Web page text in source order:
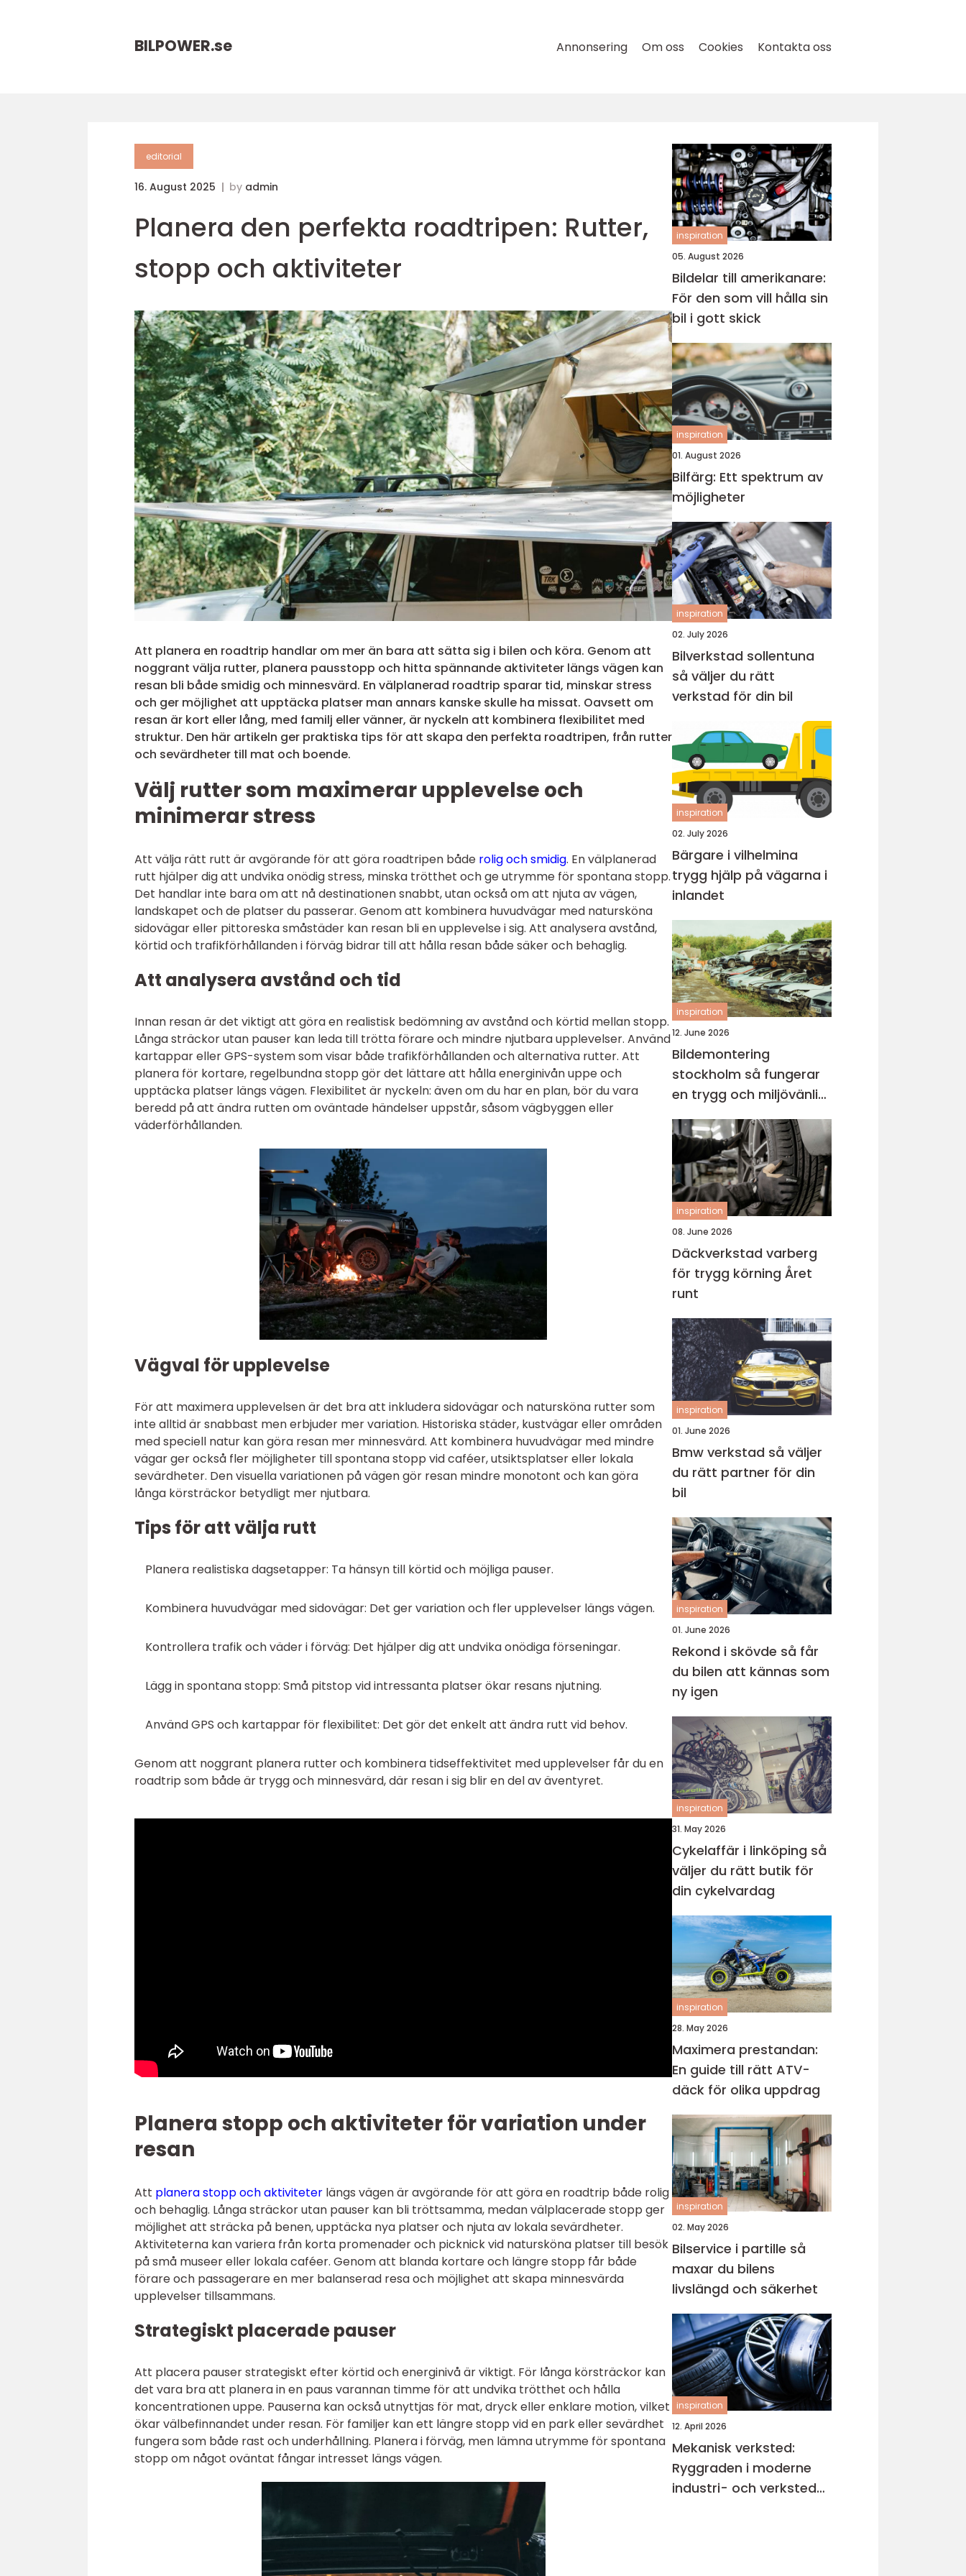
BILPOWER.se Annonsering Om oss Cookies Kontakta oss
editorial
16. August 2025 by admin
Planera den perfekta roadtripen: Rutter,
stopp och aktiviteter
Att planera en roadtrip handlar om mer än bara att sätta sig i bilen och köra. Genom att
noggrant välja rutter, planera pausstopp och hitta spännande aktiviteter längs vägen kan
resan bli både smidig och minnesvärd. En välplanerad roadtrip sparar tid, minskar stress
och ger möjlighet att upptäcka platser man annars kanske skulle ha missat. Oavsett om
resan är kort eller lång, med familj eller vänner, är nyckeln att kombinera flexibilitet med
struktur. Den här artikeln ger praktiska tips för att skapa den perfekta roadtripen, från rutter
och sevärdheter till mat och boende.
Välj rutter som maximerar upplevelse och
minimerar stress
Att välja rätt rutt är avgörande för att göra roadtripen både rolig och smidig. En välplanerad
rutt hjälper dig att undvika onödig stress, minska trötthet och ge utrymme för spontana stopp.
Det handlar inte bara om att nå destinationen snabbt, utan också om att njuta av vägen,
landskapet och de platser du passerar. Genom att kombinera huvudvägar med natursköna
sidovägar eller pittoreska småstäder kan resan bli en upplevelse i sig. Att analysera avstånd,
körtid och trafikförhållanden i förväg bidrar till att hålla resan både säker och behaglig.
Att analysera avstånd och tid
Innan resan är det viktigt att göra en realistisk bedömning av avstånd och körtid mellan stopp.
Långa sträckor utan pauser kan leda till trötta förare och mindre njutbara upplevelser. Använd
kartappar eller GPS-system som visar både trafikförhållanden och alternativa rutter. Att
planera för kortare, regelbundna stopp gör det lättare att hålla energinivån uppe och
upptäcka platser längs vägen. Flexibilitet är nyckeln: även om du har en plan, bör du vara
beredd på att ändra rutten om oväntade händelser uppstår, såsom vägbyggen eller
väderförhållanden.
Vägval för upplevelse
För att maximera upplevelsen är det bra att inkludera sidovägar och natursköna rutter som
inte alltid är snabbast men erbjuder mer variation. Historiska städer, kustvägar eller områden
med speciell natur kan göra resan mer minnesvärd. Att kombinera huvudvägar med mindre
vägar ger också fler möjligheter till spontana stopp vid caféer, utsiktsplatser eller lokala
sevärdheter. Den visuella variationen på vägen gör resan mindre monotont och kan göra
långa körsträckor betydligt mer njutbara.
Tips för att välja rutt
Planera realistiska dagsetapper: Ta hänsyn till körtid och möjliga pauser.
Kombinera huvudvägar med sidovägar: Det ger variation och fler upplevelser längs vägen.
Kontrollera trafik och väder i förväg: Det hjälper dig att undvika onödiga förseningar.
Lägg in spontana stopp: Små pitstop vid intressanta platser ökar resans njutning.
Använd GPS och kartappar för flexibilitet: Det gör det enkelt att ändra rutt vid behov.
Genom att noggrant planera rutter och kombinera tidseffektivitet med upplevelser får du en
roadtrip som både är trygg och minnesvärd, där resan i sig blir en del av äventyret.
Planera stopp och aktiviteter för variation under
resan
Att planera stopp och aktiviteter längs vägen är avgörande för att göra en roadtrip både rolig
och behaglig. Långa sträckor utan pauser kan bli tröttsamma, medan välplacerade stopp ger
möjlighet att sträcka på benen, upptäcka nya platser och njuta av lokala sevärdheter.
Aktiviteterna kan variera från korta promenader och picknick vid natursköna platser till besök
på små museer eller lokala caféer. Genom att blanda kortare och längre stopp får både
förare och passagerare en mer balanserad resa och möjlighet att skapa minnesvärda
upplevelser tillsammans.
Strategiskt placerade pauser
Att placera pauser strategiskt efter körtid och energinivå är viktigt. För långa körsträckor kan
det vara bra att planera in en paus varannan timme för att undvika trötthet och hålla
koncentrationen uppe. Pauserna kan också utnyttjas för mat, dryck eller enklare motion, vilket
ökar välbefinnandet under resan. För familjer kan ett längre stopp vid en park eller sevärdhet
fungera som både rast och underhållning. Planera i förväg, men lämna utrymme för spontana
stopp om något oväntat fångar intresset längs vägen.
inspiration
05. August 2026
Bildelar till amerikanare:
För den som vill hålla sin
bil i gott skick
inspiration
01. August 2026
Bilfärg: Ett spektrum av
möjligheter
inspiration
02. July 2026
Bilverkstad sollentuna
så väljer du rätt
verkstad för din bil
inspiration
02. July 2026
Bärgare i vilhelmina
trygg hjälp på vägarna i
inlandet
inspiration
12. June 2026
Bildemontering
stockholm så fungerar
en trygg och miljövänlig
bilskrot
inspiration
08. June 2026
Däckverkstad varberg
för trygg körning Året
runt
inspiration
01. June 2026
Bmw verkstad så väljer
du rätt partner för din
bil
inspiration
01. June 2026
Rekond i skövde så får
du bilen att kännas som
ny igen
inspiration
31. May 2026
Cykelaffär i linköping så
väljer du rätt butik för
din cykelvardag
inspiration
28. May 2026
Maximera prestandan:
En guide till rätt ATV-
däck för olika uppdrag
inspiration
02. May 2026
Bilservice i partille så
maxar du bilens
livslängd och säkerhet
inspiration
12. April 2026
Mekanisk verksted:
Ryggraden i moderne
industri- och verksted-